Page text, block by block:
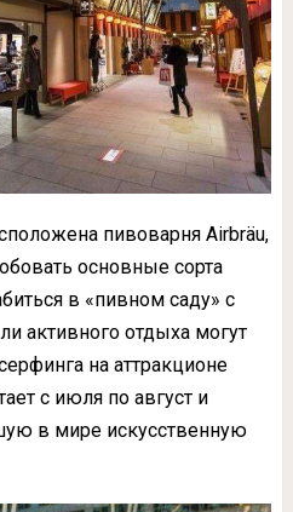
пивоварня Airbräu,
основные сорта
в «пивном саду» с
активного отдыха могут
на аттракционе
с июля по август и
в мире искусственную